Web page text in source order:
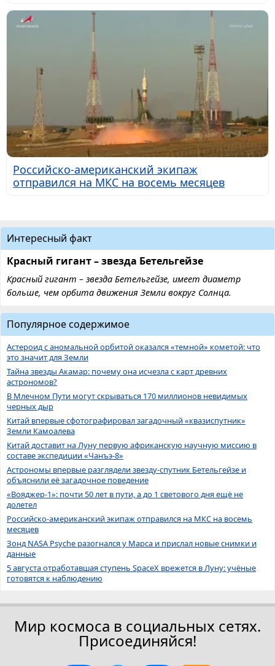
Российско-американский экипаж
отправился на МКС на восемь месяцев
Интересный факт
Красный гигант – звезда Бетельгейзе
Красный гигант – звезда Бетельгейзе, имеет диаметр
больше, чем орбита движения Земли вокруг Солнца.
Популярное содержимое
Астероид с аномальной орбитой оказался «темной» кометой: что
это значит для Земли
Тайна звезды Акамар: почему она исчезла с карт древних
астрономов?
В Млечном Пути могут скрываться 170 миллионов невидимых
черных дыр
Китай впервые сфотографировал загадочный «квазиспутник»
Земли Камоалева
Китай доставит на Луну первую африканскую научную миссию в
составе экспедиции «Чанъэ-8»
Астрономы впервые разглядели звезду-спутник Бетельгейзе и
объяснили её загадочное поведение
«Вояджер-1»: почти 50 лет в пути, а до 1 светового дня ещё не
долетел
Российско-американский экипаж отправился на МКС на восемь
месяцев
Зонд NASA Psyche разогнался у Марса и прислал новые снимки и
данные
5 августа отработавшая ступень SpaceX врежется в Луну: учёные
готовятся к наблюдению
Мир космоса в социальных сетях.
Присоединяйся!